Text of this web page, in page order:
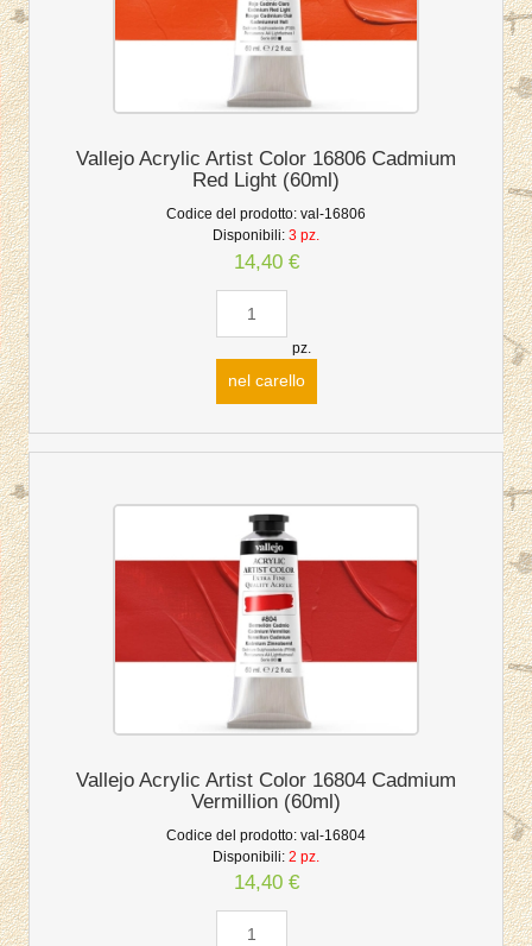
Vallejo Acrylic Artist Color 16806 Cadmium
Red Light (60ml)
Codice del prodotto: val-16806
Disponibili: 3 pz.
14,40 €
pz.
nel carello
Vallejo Acrylic Artist Color 16804 Cadmium
Vermillion (60ml)
Codice del prodotto: val-16804
Disponibili: 2 pz.
14,40 €